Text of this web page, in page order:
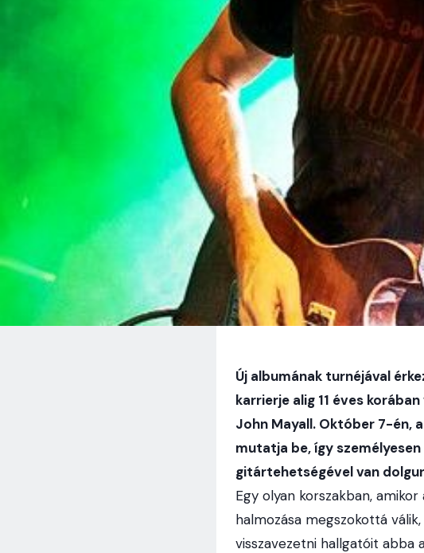
Új albumának turnéjával
karrierje alig 11 éves
John Mayall. Október 7-én,
mutatja be, így
gitártehetségével van
Egy olyan korszakban,
halmozása megszokottá válik,
visszavezetni hallgatóit abba